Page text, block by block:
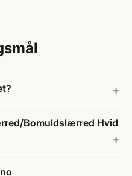
Bomuldslærred Hvid